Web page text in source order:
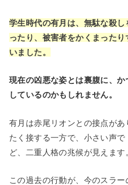
学生時代の有月は、無駄な殺
ったり、被害者をかくまった
いました。
現在の凶悪な姿とは裏腹に、
しているのかもしれません。
有月は赤尾リオンとの接点が
たく接する一方で、小さい声
ど、二重人格の兆候が見えます
この過去の行動が、今のスラ